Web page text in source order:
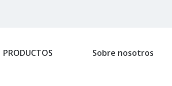
PRODUCTOS Sobre nosotros